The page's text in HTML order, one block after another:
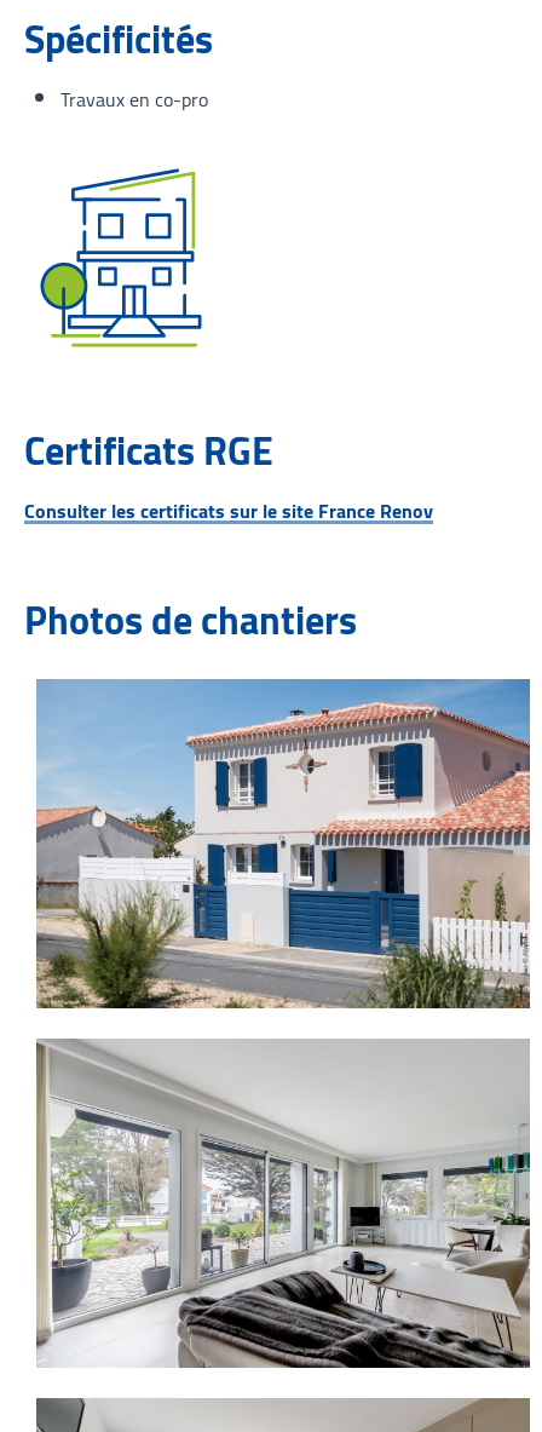
Spécificités
Travaux en co-pro
Certificats RGE
Consulter les certificats sur le site France Renov
Photos de chantiers